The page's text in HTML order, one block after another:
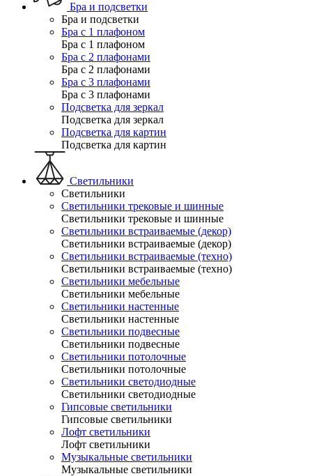
Бра и подсветки
Бра и подсветки
Бра с 1 плафоном
Бра с 1 плафоном
Бра с 2 плафонами
Бра с 2 плафонами
Бра с 3 плафонами
Бра с 3 плафонами
Подсветка для зеркал
Подсветка для зеркал
Подсветка для картин
Подсветка для картин
Светильники
Светильники
Светильники трековые и шинные
Светильники трековые и шинные
Светильники встраиваемые (декор)
Светильники встраиваемые (декор)
Светильники встраиваемые (техно)
Светильники встраиваемые (техно)
Светильники мебельные
Светильники мебельные
Светильники настенные
Светильники настенные
Светильники подвесные
Светильники подвесные
Светильники потолочные
Светильники потолочные
Светильники светодиодные
Светильники светодиодные
Гипсовые светильники
Гипсовые светильники
Лофт светильники
Лофт светильники
Музыкальные светильники
Музыкальные светильники